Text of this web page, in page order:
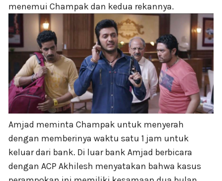
menemui Champak dan kedua rekannya.
Amjad meminta Champak untuk menyerah
dengan memberinya waktu satu 1 jam untuk
keluar dari bank. Di luar bank Amjad berbicara
dengan ACP Akhilesh menyatakan bahwa kasus